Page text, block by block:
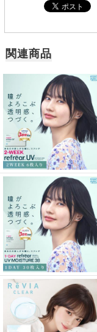
関連商品